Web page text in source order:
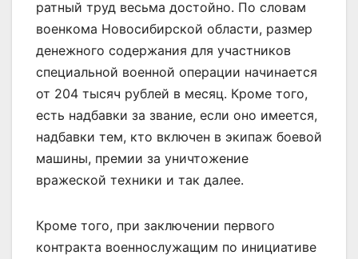
ратный труд весьма достойно. По словам
военкома Новосибирской области, размер
денежного содержания для участников
специальной военной операции начинается
от 204 тысяч рублей в месяц. Кроме того,
есть надбавки за звание, если оно имеется,
надбавки тем, кто включен в экипаж боевой
машины, премии за уничтожение
вражеской техники и так далее.
Кроме того, при заключении первого
контракта военнослужащим по инициативе